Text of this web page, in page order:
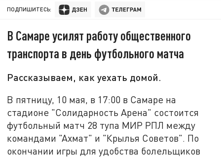
ПОДПИШИТЕСЬ:
В Самаре усилят работу общественного
транспорта в день футбольного матча
Рассказываем, как уехать домой.
В пятницу, 10 мая, в 17:00 в Самаре на
стадионе "Солидарность Арена" состоится
футбольный матч 28 тупа МИР РПЛ между
командами "Ахмат" и "Крылья Советов". По
окончании игры для удобства болельщиков